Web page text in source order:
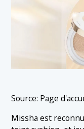
Source: Page
Missha est